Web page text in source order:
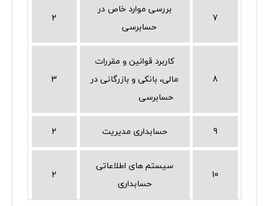
7
بررسی موارد خاص در
حسابرسی
2
8
کاربرد قوانین و مقررات
مالی، بانکی و بازرگانی در
حسابرسی
3
9 حسابداری مدیریت 2
10
سیستم های اطلاعاتی
حسابداری
2